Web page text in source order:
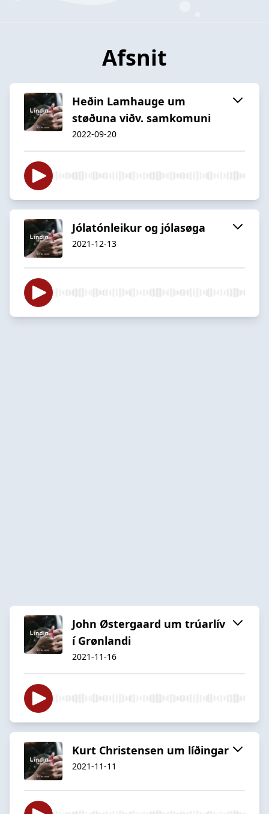
Afsnit
Heðin Lamhauge um
støðuna viðv. samkomuni
2022-09-20
Jólatónleikur og jólasøga
2021-12-13
John Østergaard um trúarlív
í Grønlandi
2021-11-16
Kurt Christensen um líðingar
2021-11-11